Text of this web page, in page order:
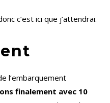
c’est ici que j’attendrai.
l’embarquement
finalement avec 10